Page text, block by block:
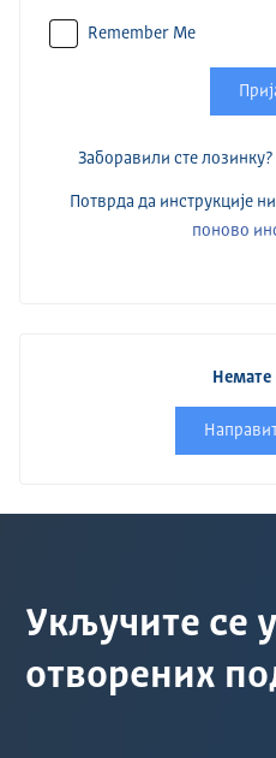
Remember Me
Заборавили сте лозинку?
Потврда да инструкције
поново
Немате
Укључите се
отворених